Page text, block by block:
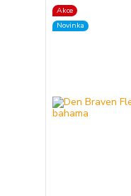
Akce
Novinka